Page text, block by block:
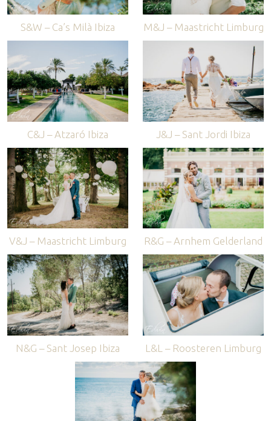
S&W – Ca’s Milà Ibiza M&J – Maastricht Limburg
C&J – Atzaró Ibiza J&J – Sant Jordi Ibiza
V&J – Maastricht Limburg R&G – Arnhem Gelderland
N&G – Sant Josep Ibiza L&L – Roosteren Limburg